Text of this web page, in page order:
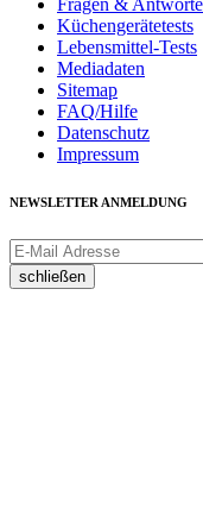
Fragen &
Küchengerätetests
Lebensmittel-Tests
Mediadaten
Sitemap
FAQ/Hilfe
Datenschutz
Impressum
NEWSLETTER ANMELDUNG
schließen